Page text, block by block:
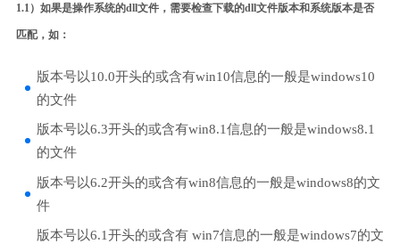
1.1）如果是操作系统的dll文件，需要检查下载的dll文件版本和系统版本是否
匹配，如：
版本号以10.0开头的或含有win10信息的一般是windows10
的文件
版本号以6.3开头的或含有win8.1信息的一般是windows8.1
的文件
版本号以6.2开头的或含有win8信息的一般是windows8的文
件
版本号以6.1开头的或含有 win7信息的一般是windows7的文